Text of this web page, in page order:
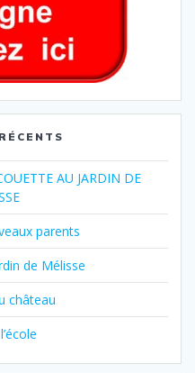
AU JARDIN DE
parents
de Mélisse
château